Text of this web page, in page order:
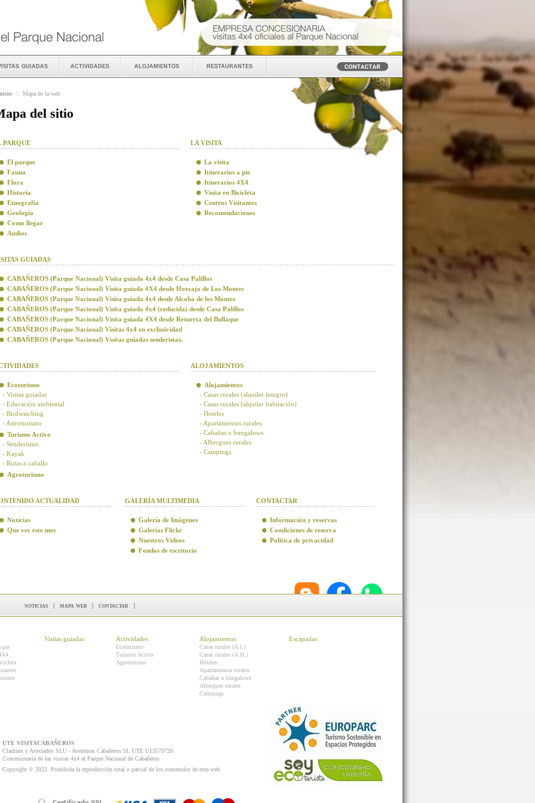
guiadas actividades alojamientos restaurantes
:: Mapa de la web
del sitio
PARQUE
El parque
Fauna
Flora
Historia
Etnografía
Geología
Como llegar
Audios
LA VISITA
La visita
Itinerarios a pie
Itinerarios 4X4
Visita en Bicicleta
Centros Visitantes
Recomendaciones
GUIADAS
CABAÑEROS (Parque Nacional) Visita guiada 4x4 desde Casa Palillos
CABAÑEROS (Parque Nacional) Visita guiada 4X4 desde Horcajo de Los Montes
CABAÑEROS (Parque Nacional) Visita guiada 4x4 desde Alcoba de los Montes
CABAÑEROS (Parque Nacional) Visita guiada 4x4 (reducida) desde Casa Palillos
CABAÑEROS (Parque Nacional) Visita guiada 4X4 desde Retuerta del Bullaque
CABAÑEROS (Parque Nacional) Visitas 4x4 en exclusividad
CABAÑEROS (Parque Nacional) Visitas guiadas senderistas.
Ecoturismo
- Visitas guiadas
- Educación ambiental
- Birdwatching
- Astroturismo
Turismo Activo
- Senderismo
- Kayak
- Rutas a caballo
Agroturismo
ALOJAMIENTOS
Alojamientos
- Casas rurales (alquiler integro)
- Casas rurales (alquiler habitación)
- Hoteles
- Apartamentos rurales
- Cabañas o bungalows
- Albergues rurales
- Campings
ACTUALIDAD
Noticias
Que ver este mes
GALERÍA MULTIMEDIA
Galería de Imágenes
Galerías Flickr
Nuestros Videos
Fondos de escritorio
CONTACTAR
Información y reservas
Condiciones de reserva
Política de privacidad
noticias | mapa web | contactar |
pie
Visitas guiadas Actividades
Ecoturismo
Turismo Activo
Agroturismo
Alojamientos
Casas rurales (A.I.)
Casas rurales (A.H.)
Hoteles
Apartamentos rurales
Cabañas o bungalows
Albergues rurales
Campings
Escapadas
UTE VISITACABAÑEROS
Cladium y Asociados SLU - Aventuras Cabañeros SL UTE U13570726
Concesionaria de las visitas 4x4 al Parque Nacional de Cabañeros
Copyright © 2022. Prohibida la reproducción total o parcial de los contenidos de esta web.